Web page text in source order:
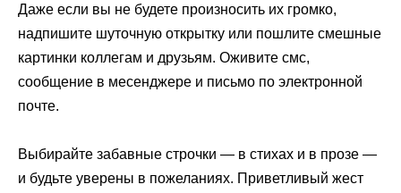
Даже если вы не будете произносить их громко,
надпишите шуточную открытку или пошлите смешные
картинки коллегам и друзьям. Оживите смс,
сообщение в месенджере и письмо по электронной
почте.
Выбирайте забавные строчки — в стихах и в прозе —
и будьте уверены в пожеланиях. Приветливый жест